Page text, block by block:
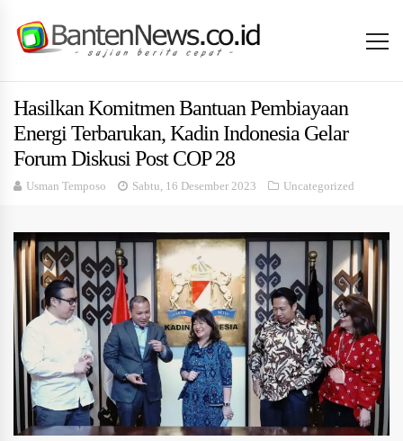
Hasilkan Komitmen Bantuan Pembiayaan
Energi Terbarukan, Kadin Indonesia Gelar
Forum Diskusi Post COP 28
Usman Temposo Sabtu, 16 Desember 2023 Uncategorized